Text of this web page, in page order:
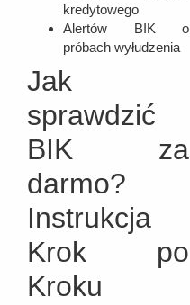
kredytowego
Alertów BIK o
próbach wyłudzenia
Jak
sprawdzić
BIK za
darmo?
Instrukcja
Krok po
Kroku